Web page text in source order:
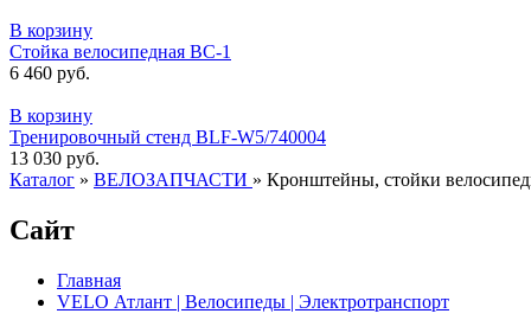
В корзину
Стойка велосипедная ВС-1
6 460 руб.
В корзину
Тренировочный стенд BLF-W5/740004
13 030 руб.
Каталог » ВЕЛОЗАПЧАСТИ » Кронштейны, стойки
Сайт
Главная
VELO Атлант | Велосипеды | Электротранспорт